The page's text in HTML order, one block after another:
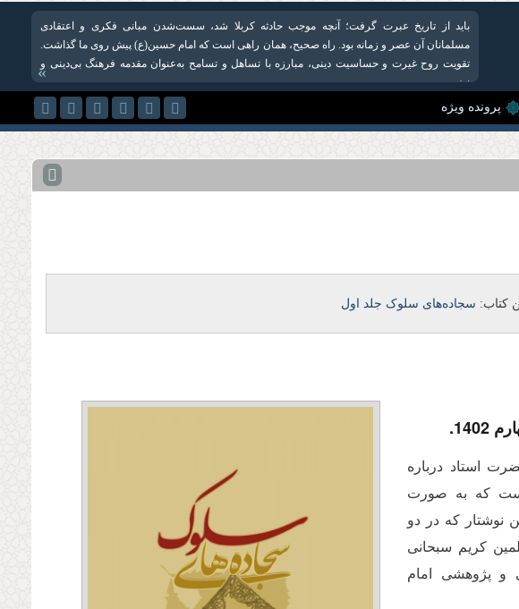
باید از تاریخ عبرت گرفت؛ آنچه موجب حادثه کربلا شد، سست‌شدن مبانی فکری و اعتقادی
مسلمانان آن عصر و زمانه بود. راه صحیح، همان راهی است که امام حسین(ع) پیش روی ما گذاشت.
تقویت روح غیرت و حساسیت دینی، مبارزه با تساهل و تسامح به‌عنوان مقدمه فرهنگ بی‌دینی و
نیز...
»
پرونده ویژه
کتاب: سجاده‌های سلوک جلد اول
استاد درباره
که به صورت
نوشتار که در دو
کریم سبحانی
و پژوهشی امام